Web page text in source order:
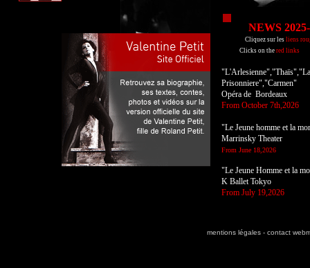
NEWS
Cliquez sur les liens
Clicks on the red links
"L'Arlesienne","Thaïs","La
Prisonniere","Carmen"
Opéra de Bordeaux
From October 7th,2026
"Le Jeune homme et la
Marrinsky Theater
From June 18,2026
"Le Jeune Homme et la
K Ballet Tokyo
From July 19,2026
mentions légales - contact